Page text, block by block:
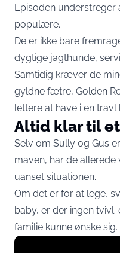
Episoden
populære.
De er ikke bare
dygtige jagthunde,
Samtidig kræver de
gyldne fætre, Golden
lettere at have i en travl
Altid klar til
Selv om Sully og Gus
maven, har de allerede
uanset situationen.
Om det er for at lege,
baby, er der ingen
familie kunne ønske sig.
Display